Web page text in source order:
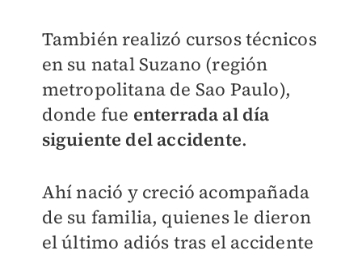
También realizó cursos técnicos
en su natal Suzano (región
metropolitana de Sao Paulo),
donde fue enterrada al día
siguiente del accidente.
Ahí nació y creció acompañada
de su familia, quienes le dieron
el último adiós tras el accidente